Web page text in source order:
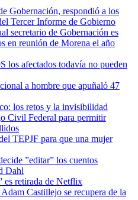
Gobernación, respondió a los
Tercer Informe de Gobierno
secretario de Gobernación es
en reunión de Morena el año
los afectados todavía no pueden
a hombre que apuñaló 47
los retos y la invisibilidad
Civil Federal para permitir
TEPJF para que una mujer
”editar” los cuentos
Dahl
es retirada de Netflix
Castillejo se recupera de la